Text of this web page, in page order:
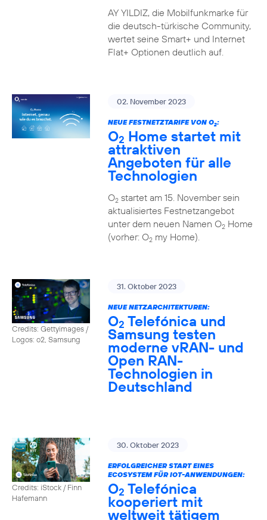
AY YILDIZ, die Mobilfunkmarke für
die deutsch-türkische Community,
wertet seine Smart+ und Internet
Flat+ Optionen deutlich auf.
02. November 2023
NEUE FESTNETZTARIFE VON O2:
O2 Home startet mit
attraktiven
Angeboten für alle
Technologien
O2startet am 15. November sein
aktualisiertes Festnetzangebot
unter dem neuen Namen O2Home
(vorher: O2my Home).
Credits: Gettyimages /
Logos: o2, Samsung
31. Oktober 2023
NEUE NETZARCHITEKTUREN:
O2 Telefónica und
Samsung testen
moderne vRAN- und
Open RAN-
Technologien in
Deutschland
Credits: iStock / Finn
Hafemann
30. Oktober 2023
ERFOLGREICHER START EINES
ECOSYSTEM FÜR IOT-ANWENDUNGEN:
O2 Telefónica
kooperiert mit
weltweit tätigem